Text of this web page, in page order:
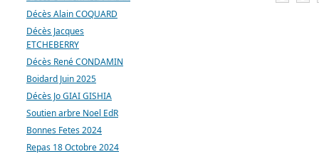
Décès Alain COQUARD
Décès Jacques
ETCHEBERRY
Décès René CONDAMIN
Boidard Juin 2025
Décès Jo GIAI GISHIA
Soutien arbre Noel EdR
Bonnes Fetes 2024
Repas 18 Octobre 2024